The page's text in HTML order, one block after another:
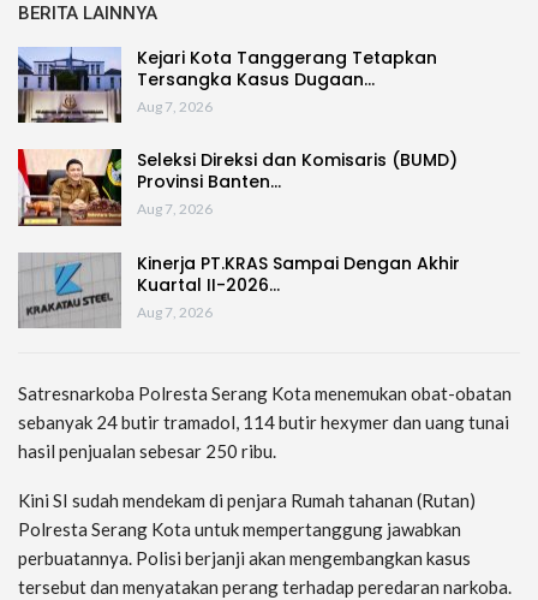
BERITA LAINNYA
Kejari Kota Tanggerang Tetapkan
Tersangka Kasus Dugaan…
Aug 7, 2026
Seleksi Direksi dan Komisaris (BUMD)
Provinsi Banten…
Aug 7, 2026
Kinerja PT.KRAS Sampai Dengan Akhir
Kuartal II-2026…
Aug 7, 2026
Satresnarkoba Polresta Serang Kota menemukan obat-obatan
sebanyak 24 butir tramadol, 114 butir hexymer dan uang tunai
hasil penjualan sebesar 250 ribu.
Kini SI sudah mendekam di penjara Rumah tahanan (Rutan)
Polresta Serang Kota untuk mempertanggung jawabkan
perbuatannya. Polisi berjanji akan mengembangkan kasus
tersebut dan menyatakan perang terhadap peredaran narkoba.